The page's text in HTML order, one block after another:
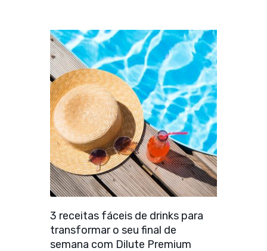
3 receitas fáceis de drinks para
transformar o seu final de
semana com Dilute Premium